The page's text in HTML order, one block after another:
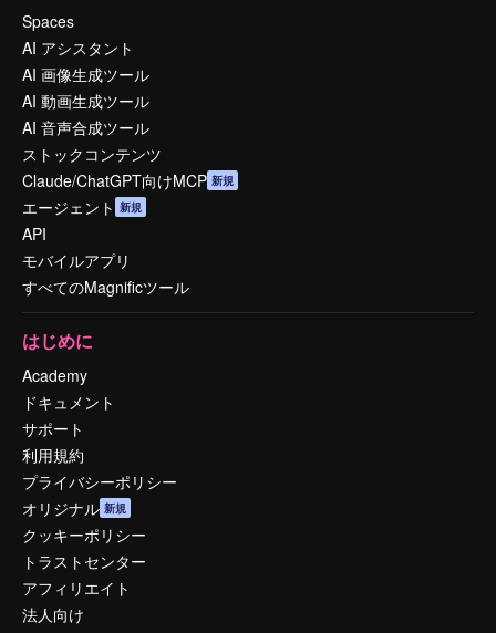
Spaces
AI アシスタント
AI 画像生成ツール
AI 動画生成ツール
AI 音声合成ツール
ストックコンテンツ
Claude/ChatGPT向けMCP 新規
エージェント 新規
API
モバイルアプリ
すべてのMagnificツール
はじめに
Academy
ドキュメント
サポート
利用規約
プライバシーポリシー
オリジナル 新規
クッキーポリシー
トラストセンター
アフィリエイト
法人向け